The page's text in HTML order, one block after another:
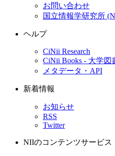
お問い合わせ
国立情報学研究所
ヘルプ
CiNii Research
CiNii Books - 大学図
メタデータ・API
新着情報
お知らせ
RSS
Twitter
NIIのコンテンツサービス